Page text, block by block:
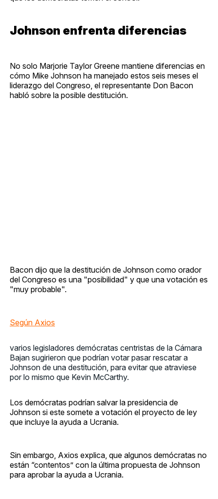
Johnson enfrenta diferencias
No solo Marjorie Taylor Greene mantiene diferencias en
cómo Mike Johnson ha manejado estos seis meses el
liderazgo del Congreso, el representante Don Bacon
habló sobre la posible destitución.
Bacon dijo que la destitución de Johnson como orador
del Congreso es una "posibilidad" y que una votación es
"muy probable".
Según Axios
varios legisladores demócratas centristas de la Cámara
Bajan sugirieron que podrían votar pasar rescatar a
Johnson de una destitución, para evitar que atraviese
por lo mismo que Kevin McCarthy.
Los demócratas podrían salvar la presidencia de
Johnson si este somete a votación el proyecto de ley
que incluye la ayuda a Ucrania.
Sin embargo, Axios explica, que algunos demócratas no
están “contentos” con la última propuesta de Johnson
para aprobar la ayuda a Ucrania.